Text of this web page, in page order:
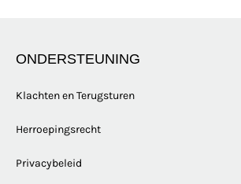
ONDERSTEUNING
Klachten en Terugsturen
Herroepingsrecht
Privacybeleid